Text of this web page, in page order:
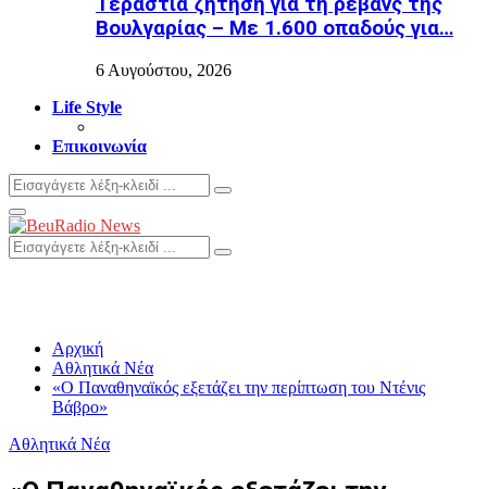
Βουλγαρίας – Με 1.600 οπαδούς για…
6 Αυγούστου, 2026
Life Style
Επικοινωνία
Search
for:
Search
Primary
Menu
Search
for:
Search
Αρχική
Αθλητικά Νέα
«Ο Παναθηναϊκός εξετάζει την περίπτωση του Ντένις
Βάβρο»
Αθλητικά Νέα